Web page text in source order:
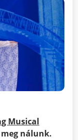
Musical
nálunk.